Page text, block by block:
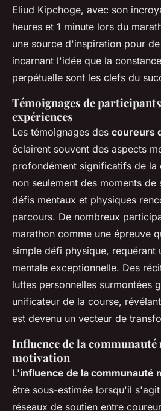
Eliud Kipchoge, avec son
heures et 1 minute lors du
une source d'inspiration pour
incarnant l'idée que la
perpétuelle sont les clefs du
Témoignages de
expériences
Les témoignages des coureurs
éclairent souvent des aspects
profondément significatifs de la
non seulement des moments de
défis mentaux et physiques
parcours. De nombreux
marathon comme une épreuve
simple défi physique, requérant
mentale exceptionnelle. Des
luttes personnelles surmontées
unificateur de la course,
est devenu un vecteur de
Influence de la
motivation
L'influence de la communauté
être sous-estimée lorsqu'il
réseaux de soutien entre